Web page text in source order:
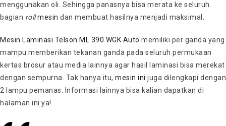
menggunakan oli. Sehingga panasnya bisa merata ke seluruh
bagian rollmesin dan membuat hasilnya menjadi maksimal.
Mesin Laminasi Telson ML 390 WGK Auto memiliki per ganda yang
mampu memberikan tekanan ganda pada seluruh permukaan
kertas brosur atau media lainnya agar hasil laminasi bisa merekat
dengan sempurna. Tak hanya itu, mesin ini juga dilengkapi dengan
2 lampu pemanas. Informasi lainnya bisa kalian dapatkan di
halaman ini ya!